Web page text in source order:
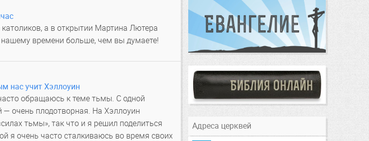
а в открытии Мартина Лютера
нашему времени больше, чем вы думаете!
нас учит Хэллоуин
обращаюсь к теме тьмы. С одной
— очень плодотворная. На Хэллоуин
тьмы», так что и я решил поделиться
я очень часто сталкиваюсь во время своих
Адреса церквей